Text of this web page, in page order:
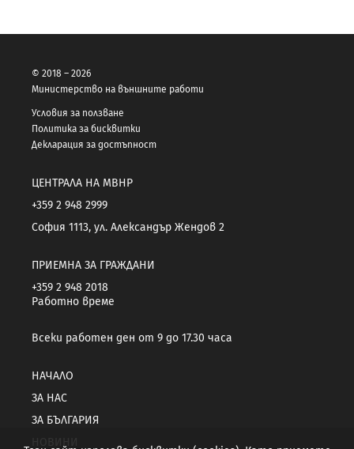
© 2018 – 2026
Министерство на външните работи
Условия за ползване
Политика за бисквитки
Декларация за достъпност
ЦЕНТРАЛА НА МВНР
+359 2 948 2999
София 1113, ул. Александър Жендов 2
ПРИЕМНА ЗА ГРАЖДАНИ
+359 2 948 2018
Работно време
Всеки работен ден от 9 до 17.30 часа
НАЧАЛО
ЗА НАС
ЗА БЪЛГАРИЯ